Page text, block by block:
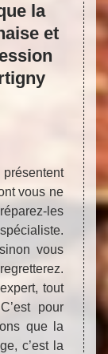
la
et
vous ne
les
vous
tout
pour
que la
c’est la
Le
une
très
en
pas
peu